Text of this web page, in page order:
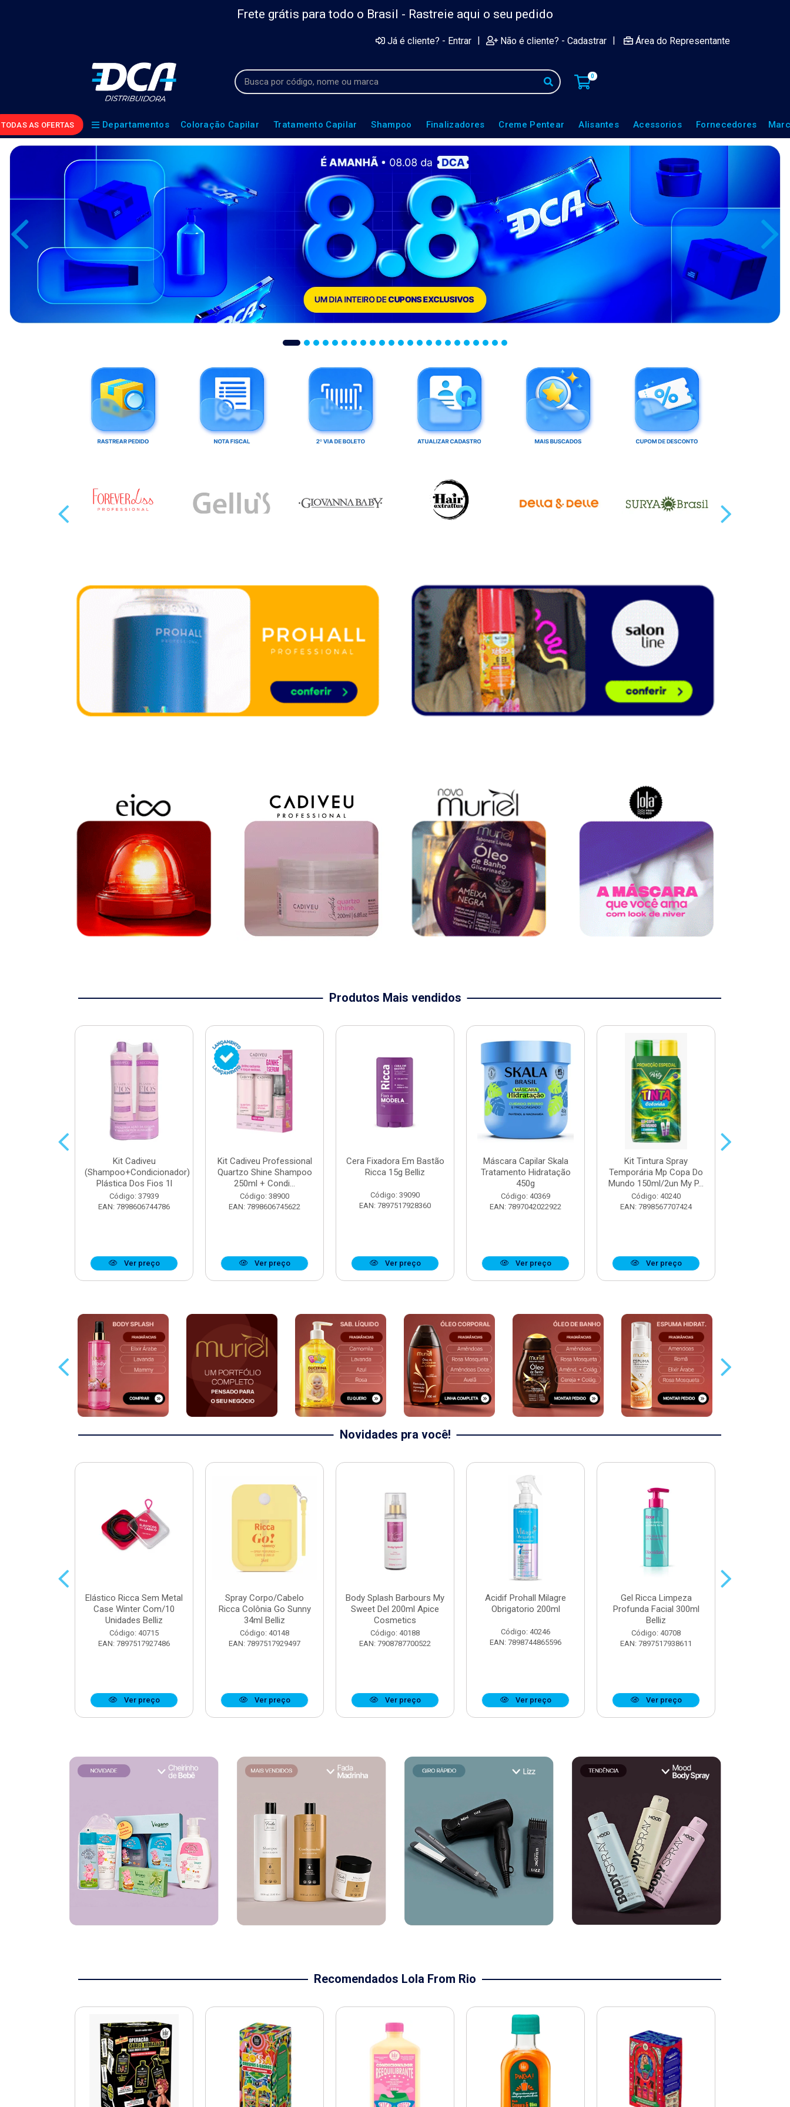
Frete grátis para todo o Brasil - Rastreie aqui o seu pedido
Já é cliente? - Entrar | Não é cliente? - Cadastrar | Área do Representante
0
TODAS AS OFERTAS Departamentos Coloração Capilar Tratamento Capilar Shampoo Finalizadores Creme Pentear Alisantes Acessorios Fornecedores
Produtos Mais vendidos
Kit Cadiveu
(Shampoo+Condicionador)
Plástica Dos Fios 1l
Código: 37939
EAN: 7898606744786
Ver preço
Kit Cadiveu Professional
Quartzo Shine Shampoo
250ml + Condi...
Código: 38900
EAN: 7898606745622
Ver preço
Cera Fixadora Em Bastão
Ricca 15g Belliz
Código: 39090
EAN: 7897517928360
Ver preço
Máscara Capilar Skala
Tratamento Hidratação
450g
Código: 40369
EAN: 7897042022922
Ver preço
Kit Tintura Spray
Temporária Mp Copa Do
Mundo 150ml/2un My P...
Código: 40240
EAN: 7898567707424
Ver preço
Novidades pra você!
Elástico Ricca Sem Metal
Case Winter Com/10
Unidades Belliz
Código: 40715
EAN: 7897517927486
Ver preço
Spray Corpo/Cabelo
Ricca Colônia Go Sunny
34ml Belliz
Código: 40148
EAN: 7897517929497
Ver preço
Body Splash Barbours My
Sweet Del 200ml Apice
Cosmetics
Código: 40188
EAN: 7908787700522
Ver preço
Acidif Prohall Milagre
Obrigatorio 200ml
Código: 40246
EAN: 7898744865596
Ver preço
Gel Ricca Limpeza
Profunda Facial 300ml
Belliz
Código: 40708
EAN: 7897517938611
Ver preço
Recomendados Lola From Rio